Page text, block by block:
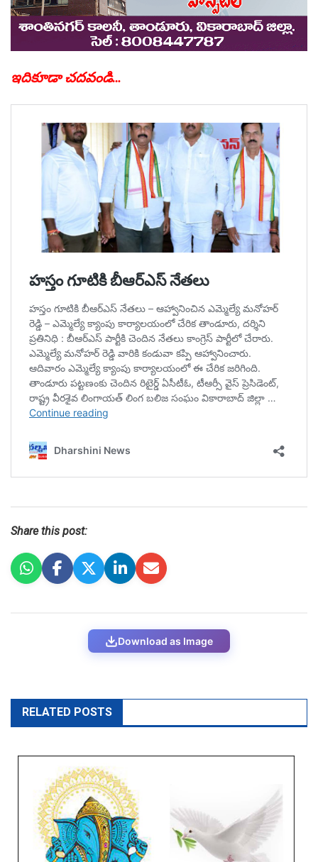
ఇదికూడా చదవండి…
Share this post:
Download as Image
RELATED POSTS